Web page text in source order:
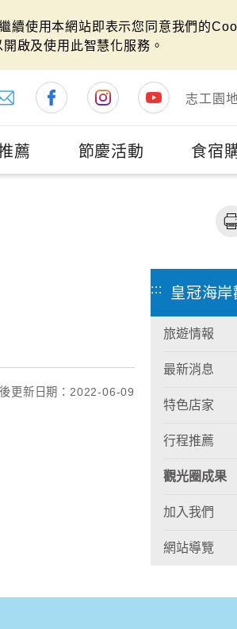
續使用本網站即表示您同意我們的
啟及使用此智慧化服務。
志工園
薦 節慶活動 食宿
更新日期：2022-06-09
::: 皇冠海岸
旅遊情報
最新消息
特色店家
行程推薦
觀光圈成果
加入我們
網站導覽